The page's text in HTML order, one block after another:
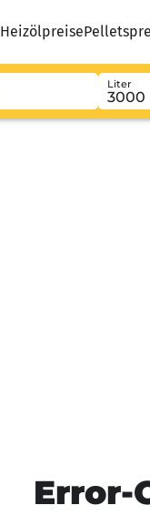
Heizölpreise
Liter
Error-